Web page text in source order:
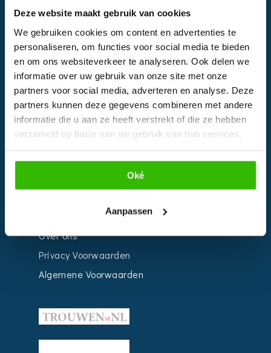
Deze website maakt gebruik van cookies
We gebruiken cookies om content en advertenties te
personaliseren, om functies voor social media te bieden
en om ons websiteverkeer te analyseren. Ook delen we
informatie over uw gebruik van onze site met onze
partners voor social media, adverteren en analyse. Deze
partners kunnen deze gegevens combineren met andere
informatie die u aan ze heeft verstrekt of die ze hebben
verzameld op basis van uw gebruik van hun services.
Oké
Aanpassen
EVENTS
Kalender
Bedrijven
Impressie
Weddingplanner
Over ons
Privacy Voorwaarden
Algemene Voorwaarden